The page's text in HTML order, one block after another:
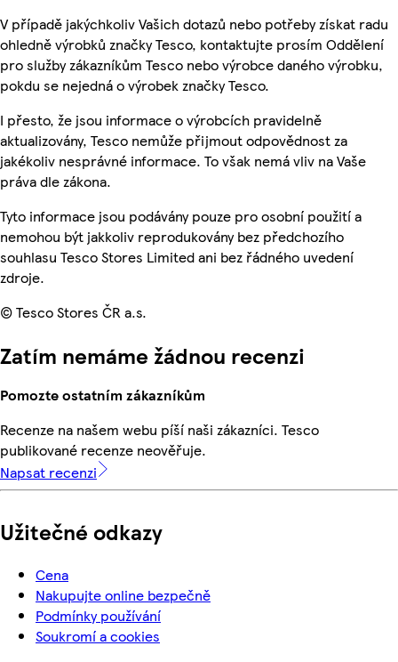
V případě jakýchkoliv Vašich dotazů nebo potřeby získat radu
ohledně výrobků značky Tesco, kontaktujte prosím Oddělení
pro služby zákazníkům Tesco nebo výrobce daného výrobku,
pokdu se nejedná o výrobek značky Tesco.
I přesto, že jsou informace o výrobcích pravidelně
aktualizovány, Tesco nemůže přijmout odpovědnost za
jakékoliv nesprávné informace. To však nemá vliv na Vaše
práva dle zákona.
Tyto informace jsou podávány pouze pro osobní použití a
nemohou být jakkoliv reprodukovány bez předchozího
souhlasu Tesco Stores Limited ani bez řádného uvedení
zdroje.
© Tesco Stores ČR a.s.
Zatím nemáme žádnou recenzi
Pomozte ostatním zákazníkům
Recenze na našem webu píší naši zákazníci. Tesco
publikované recenze neověřuje.
Napsat recenzi
Užitečné odkazy
Cena
Nakupujte online bezpečně
Podmínky používání
Soukromí a cookies